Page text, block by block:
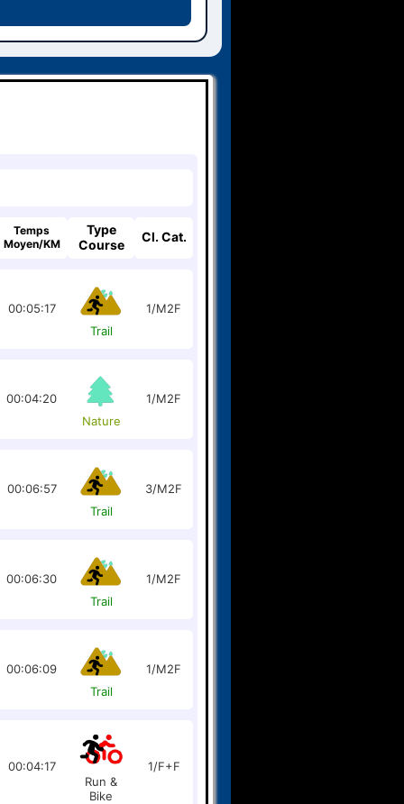
Temps
Moyen/KM
Type
Course
Cl. Cat.
00:05:17
Trail
1/M2F
00:04:20
Nature
1/M2F
00:06:57
Trail
3/M2F
00:06:30
Trail
1/M2F
00:06:09
Trail
1/M2F
00:04:17
Run &
Bike
1/F+F